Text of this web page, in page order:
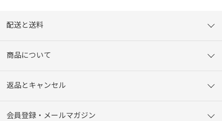
配送と送料
商品について
返品とキャンセル
会員登録・メールマガジン